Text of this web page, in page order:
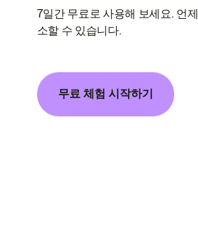
7일간 무료로 사용해 보세요. 언
소할 수 있습니다.
무료 체험 시작하기